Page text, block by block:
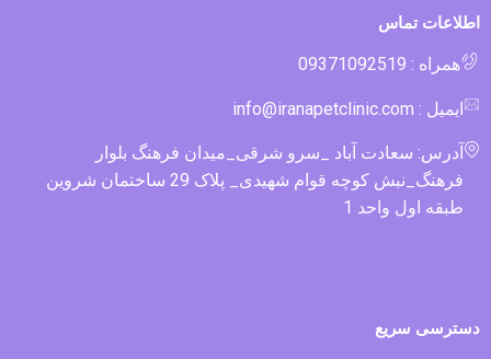
اطلاعات تماس
همراه : 09371092519
ایمیل : info@iranapetclinic.com
آدرس: سعادت آباد _سرو شرقی_میدان فرهنگ بلوار
فرهنگ_نبش کوچه قوام شهیدی_ پلاک 29 ساختمان شروین
طبقه اول واحد 1
دسترسی سریع